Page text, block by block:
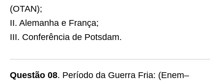
(OTAN);
II. Alemanha e França;
III. Conferência de Potsdam.
Questão 08. Período da Guerra Fria: (Enem–